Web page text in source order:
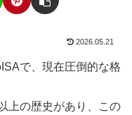
2026.05.21
で、現在圧倒的な格
上の歴史があり、この